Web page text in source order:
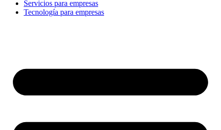
Servicios para empresas
Tecnología para empresas